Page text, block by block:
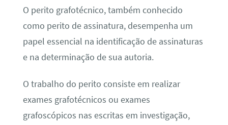
O perito grafotécnico, também conhecido
como perito de assinatura, desempenha um
papel essencial na identificação de assinaturas
e na determinação de sua autoria.
O trabalho do perito consiste em realizar
exames grafotécnicos ou exames
grafoscópicos nas escritas em investigação,